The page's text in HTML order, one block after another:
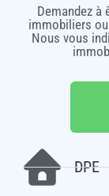
Demandez à
immobiliers
Nous vous
DPE